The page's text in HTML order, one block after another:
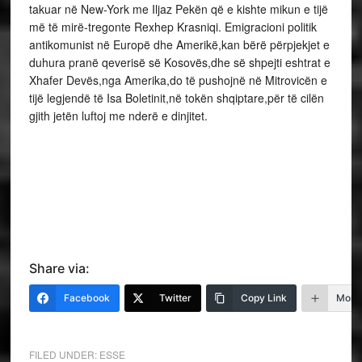
takuar në New-York me Iljaz Pekën që e kishte mikun e tijë
më të mirë-tregonte Rexhep Krasniqi. Emigracioni politik
antikomunist në Europë dhe Amerikë,kan bërë përpjekjet e
duhura pranë qeverisë së Kosovës,dhe së shpejti eshtrat e
Xhafer Devës,nga Amerika,do të pushojnë në Mitrovicën e
tijë legjendë të Isa Boletinit,në tokën shqiptare,për të cilën
gjith jetën luftoj me nderë e dinjitet.
Share via:
Facebook Twitter Copy Link More
FILED UNDER: ESSE